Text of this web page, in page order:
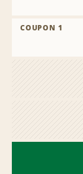
COUPON 1